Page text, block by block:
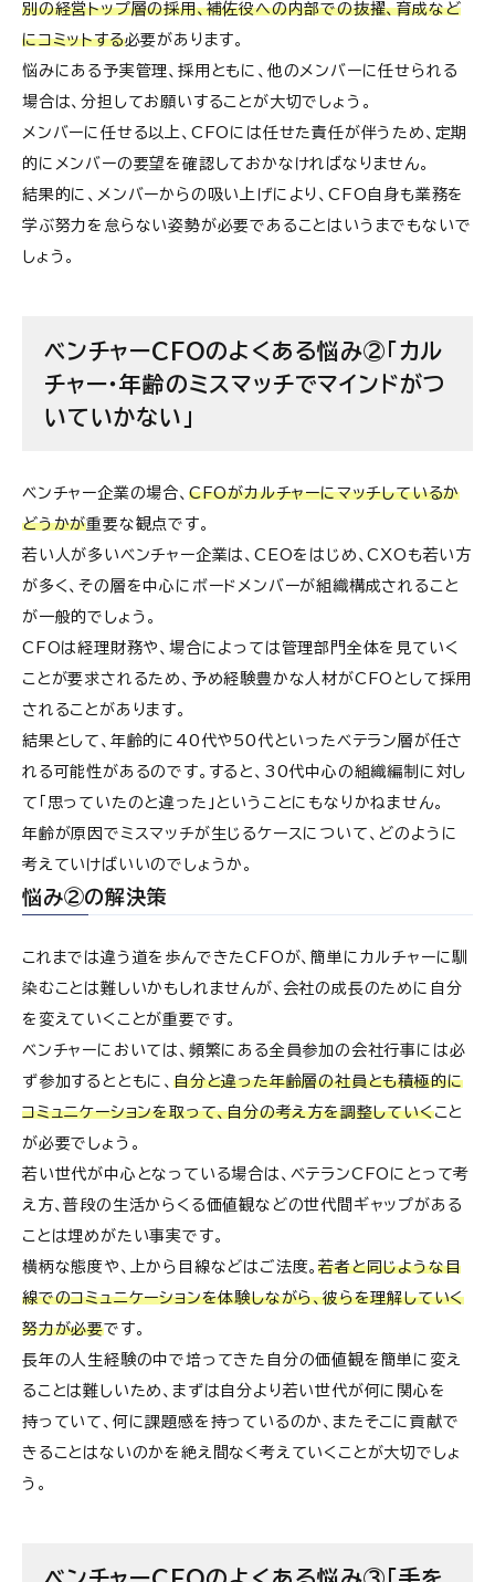
別の経営トップ層の採用、補佐役への内部での抜擢、育成など
にコミットする必要があります。
悩みにある予実管理、採用ともに、他のメンバーに任せられる
場合は、分担してお願いすることが大切でしょう。
メンバーに任せる以上、CFOには任せた責任が伴うため、定期
的にメンバーの要望を確認しておかなければなりません。
結果的に、メンバーからの吸い上げにより、CFO自身も業務を
学ぶ努力を怠らない姿勢が必要であることはいうまでもないで
しょう。
ベンチャーCFOのよくある悩み②「カル
チャー・年齢のミスマッチでマインドがつ
いていかない」
ベンチャー企業の場合、 CFOがカルチャーにマッチしているか
どうかが重要な観点です。
若い人が多いベンチャー企業は、CEOをはじめ、CXOも若い方
が多く、その層を中心にボードメンバーが組織構成されること
が一般的でしょう。
CFOは経理財務や、場合によっては管理部門全体を見ていく
ことが要求されるため、予め経験豊かな人材がCFOとして採用
されることがあります。
結果として、年齢的に40代や50代といったベテラン層が任さ
れる可能性があるのです。すると、30代中心の組織編制に対し
て「思っていたのと違った」ということにもなりかねません。
年齢が原因でミスマッチが生じるケースについて、どのように
考えていけばいいのでしょうか。
悩み②の解決策
これまでは違う道を歩んできたCFOが、簡単にカルチャーに馴
染むことは難しいかもしれませんが、会社の成長のために自分
を変えていくことが重要です。
ベンチャーにおいては、頻繁にある全員参加の会社行事には必
ず参加するとともに、 自分と違った年齢層の社員とも積極的に
コミュニケーションを取って、自分の考え方を調整していくこと
が必要でしょう。
若い世代が中心となっている場合は、ベテランCFOにとって考
え方、普段の生活からくる価値観などの世代間ギャップがある
ことは埋めがたい事実です。
横柄な態度や、上から目線などはご法度。若者と同じような目
線でのコミュニケーションを体験しながら、彼らを理解していく
努力が必要です。
長年の人生経験の中で培ってきた自分の価値観を簡単に変え
ることは難しいため、まずは自分より若い世代が何に関心を
持っていて、何に課題感を持っているのか、またそこに貢献で
きることはないのかを絶え間なく考えていくことが大切でしょ
う。